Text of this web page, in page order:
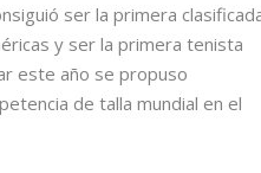
ser la primera
y ser la primera tenista
este año se propuso
de talla mundial en el